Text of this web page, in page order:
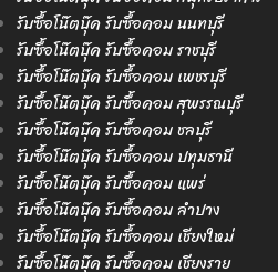
รับซื้อโน๊ตบุ๊ค รับซื้อคอม นนทบุรี
รับซื้อโน๊ตบุ๊ค รับซื้อคอม ราชบุรี
รับซื้อโน๊ตบุ๊ค รับซื้อคอม เพชรบุรี
รับซื้อโน๊ตบุ๊ค รับซื้อคอม สุพรรณบุรี
รับซื้อโน๊ตบุ๊ค รับซื้อคอม ชลบุรี
รับซื้อโน๊ตบุ๊ค รับซื้อคอม ปทุมธานี
รับซื้อโน๊ตบุ๊ค รับซื้อคอม แพร่
รับซื้อโน๊ตบุ๊ค รับซื้อคอม ลำปาง
รับซื้อโน๊ตบุ๊ค รับซื้อคอม เชียงใหม่
รับซื้อโน๊ตบุ๊ค รับซื้อคอม เชียงราย